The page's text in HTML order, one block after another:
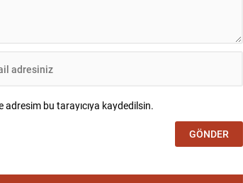
adresim bu tarayıcıya kaydedilsin.